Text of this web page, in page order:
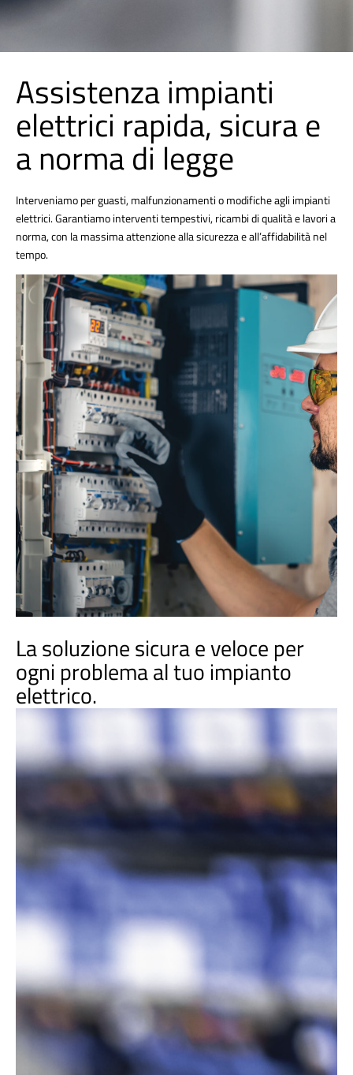
Assistenza impianti
elettrici rapida, sicura e
a norma di legge
Interveniamo per guasti, malfunzionamenti o modifiche agli impianti
elettrici. Garantiamo interventi tempestivi, ricambi di qualità e lavori a
norma, con la massima attenzione alla sicurezza e all’affidabilità nel
tempo.
La soluzione sicura e veloce per
ogni problema al tuo impianto
elettrico.